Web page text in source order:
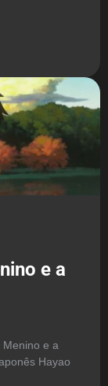
e a
e a
Hayao